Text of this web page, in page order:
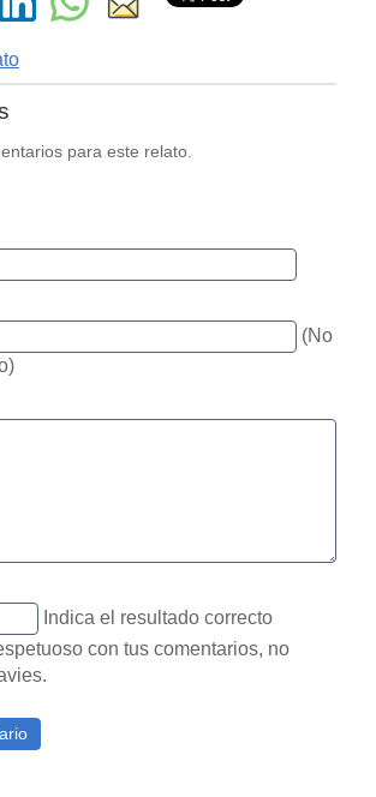
para este relato.
(No
Indica el resultado correcto
con tus comentarios, no